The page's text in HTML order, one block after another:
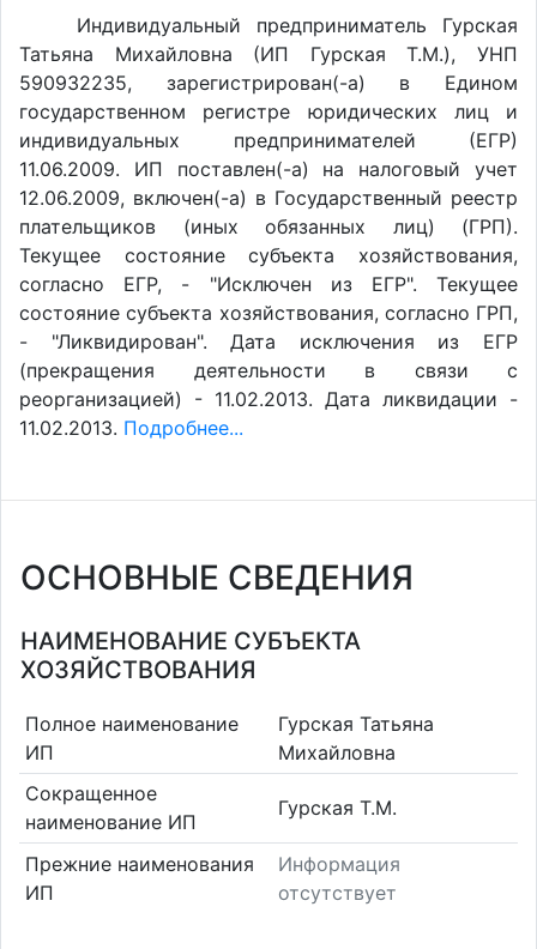
Индивидуальный предприниматель Гурская
Татьяна Михайловна (ИП Гурская Т.М.), УНП
590932235, зарегистрирован(-а) в Едином
государственном регистре юридических лиц и
индивидуальных предпринимателей (ЕГР)
11.06.2009. ИП поставлен(-a) на налоговый учет
12.06.2009, включен(-a) в Государственный реестр
плательщиков (иных обязанных лиц) (ГРП).
Текущее состояние субъекта хозяйствования,
согласно ЕГР, - "Исключен из ЕГР". Текущее
состояние субъекта хозяйствования, согласно ГРП,
- "Ликвидирован". Дата исключения из ЕГР
(прекращения деятельности в связи с
реорганизацией) - 11.02.2013. Дата ликвидации -
11.02.2013. Подробнее...
ОСНОВНЫЕ СВЕДЕНИЯ
НАИМЕНОВАНИЕ СУБЪЕКТА
ХОЗЯЙСТВОВАНИЯ
Полное наименование
ИП
Гурская Татьяна
Михайловна
Сокращенное
наименование ИП
Гурская Т.М.
Прежние наименования
ИП
Информация
отсутствует